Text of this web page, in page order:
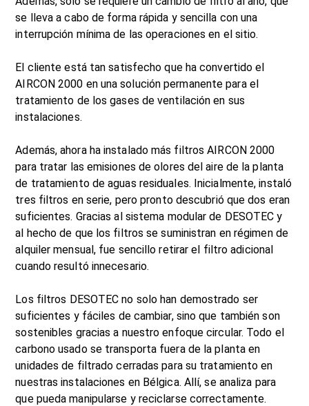
se lleva a cabo de forma rápida y sencilla con una
interrupción mínima de las operaciones en el sitio.
El cliente está tan satisfecho que ha convertido el
AIRCON 2000 en una solución permanente para el
tratamiento de los gases de ventilación en sus
instalaciones.
Además, ahora ha instalado más filtros AIRCON 2000
para tratar las emisiones de olores del aire de la planta
de tratamiento de aguas residuales. Inicialmente, instaló
tres filtros en serie, pero pronto descubrió que dos eran
suficientes. Gracias al sistema modular de DESOTEC y
al hecho de que los filtros se suministran en régimen de
alquiler mensual, fue sencillo retirar el filtro adicional
cuando resultó innecesario.
Los filtros DESOTEC no solo han demostrado ser
suficientes y fáciles de cambiar, sino que también son
sostenibles gracias a nuestro enfoque circular. Todo el
carbono usado se transporta fuera de la planta en
unidades de filtrado cerradas para su tratamiento en
nuestras instalaciones en Bélgica. Allí, se analiza para
que pueda manipularse y reciclarse correctamente.